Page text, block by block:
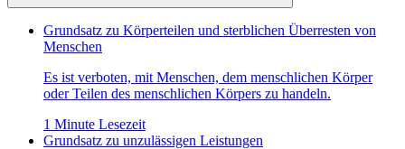
Grundsatz zu Körperteilen und sterblichen Überresten von
Menschen
Es ist verboten, mit Menschen, dem menschlichen Körper
oder Teilen des menschlichen Körpers zu handeln.
1 Minute Lesezeit
Grundsatz zu unzulässigen Leistungen